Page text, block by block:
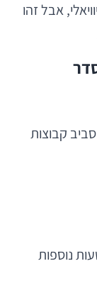
אבל זהו
קבוצות
נוספות